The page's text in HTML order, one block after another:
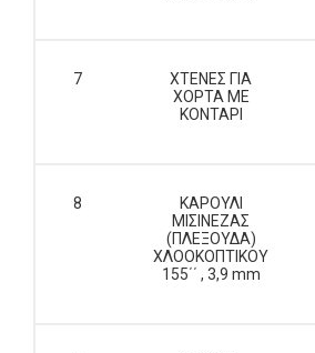
7
ΧΤΕΝΕΣ ΓΙΑ
ΧΟΡΤΑ ΜΕ
ΚΟΝΤΑΡΙ
8
ΚΑΡΟΥΛΙ
ΜΙΣΙΝΕΖΑΣ
(ΠΛΕΞΟΥΔΑ)
ΧΛΟΟΚΟΠΤΙΚΟΥ
155΄΄ , 3,9 mm